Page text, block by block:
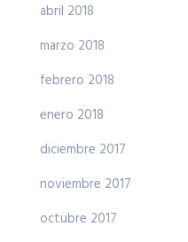
abril 2018
marzo 2018
febrero 2018
enero 2018
diciembre 2017
noviembre 2017
octubre 2017